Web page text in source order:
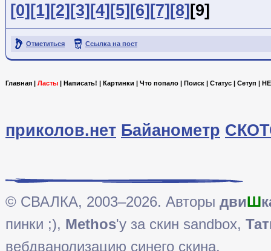
[0] [1] [2] [3] [4] [5] [6] [7] [8] [9]
Отметиться Ссылка на пост
Главная | Ласты | Написать! | Картинки | Что попало | Поиск | Статус | Сетуп |
приколов.нет Байанометр
© СВАЛКА, 2003–2026. Авторы двиШ
пинки ;), Methos'у за скин sandbox,
вебдванолизацию синего скина.